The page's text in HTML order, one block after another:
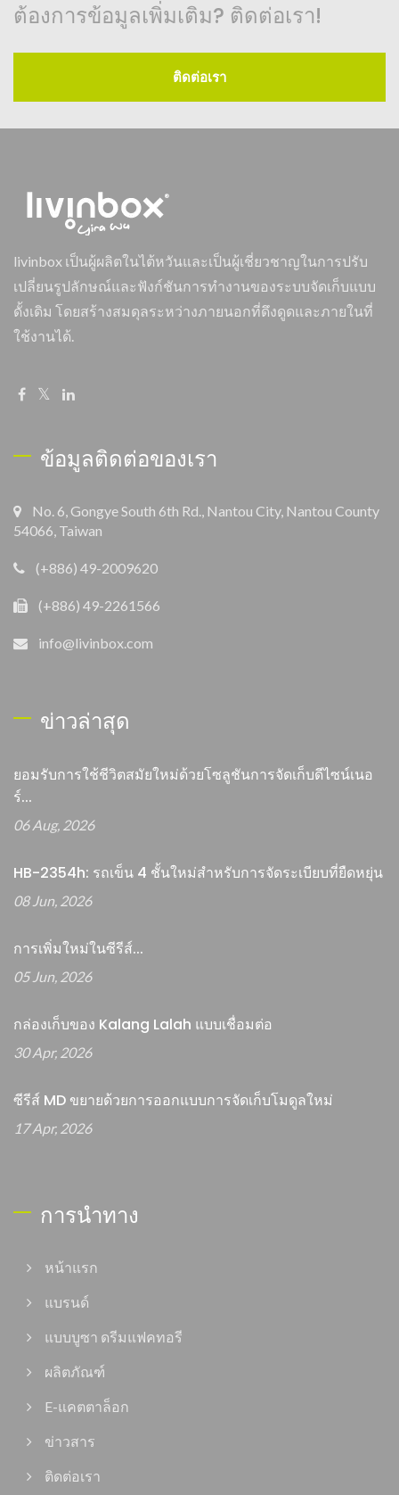
ต้องการข้อมูลเพิ่มเติม? ติดต่อเรา!
ติดต่อเรา
livinbox เป็นผู้ผลิตในไต้หวันและเป็นผู้เชี่ยวชาญในการปรับ
เปลี่ยนรูปลักษณ์และฟังก์ชันการทำงานของระบบจัดเก็บแบบ
ดั้งเดิม โดยสร้างสมดุลระหว่างภายนอกที่ดึงดูดและภายในที่
ใช้งานได้.
ข้อมูลติดต่อของเรา
No. 6, Gongye South 6th Rd., Nantou City, Nantou County
54066, Taiwan
(+886) 49-2009620
(+886) 49-2261566
info@livinbox.com
ข่าวล่าสุด
ยอมรับการใช้ชีวิตสมัยใหม่ด้วยโซลูชันการจัดเก็บดีไซน์เนอ
ร์...
06 Aug, 2026
HB-2354h: รถเข็น 4 ชั้นใหม่สำหรับการจัดระเบียบที่ยืดหยุ่น
08 Jun, 2026
การเพิ่มใหม่ในซีรีส์...
05 Jun, 2026
กล่องเก็บของ Kalang Lalah แบบเชื่อมต่อ
30 Apr, 2026
ซีรีส์ MD ขยายด้วยการออกแบบการจัดเก็บโมดูลใหม่
17 Apr, 2026
การนำทาง
หน้าแรก
แบรนด์
แบบบูซา ดรีมแฟคทอรี
ผลิตภัณฑ์
E-แคตตาล็อก
ข่าวสาร
ติดต่อเรา